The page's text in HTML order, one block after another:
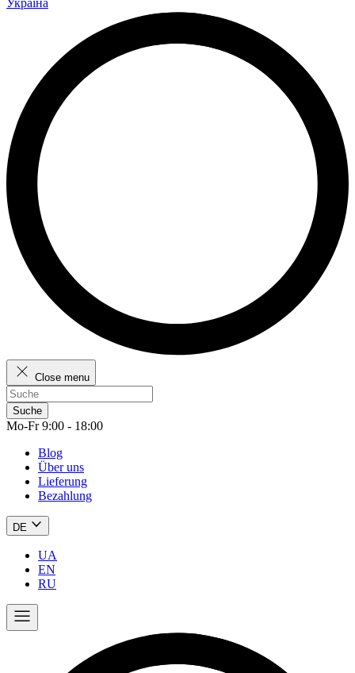
Україна
Close menu
Suche
Mo-Fr 9:00 - 18:00
Blog
Über uns
Lieferung
Bezahlung
DE
UA
EN
RU